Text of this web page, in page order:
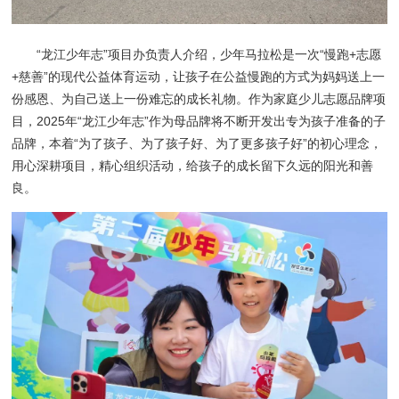
“龙江少年志”项目办负责人介绍，少年马拉松是一次“慢跑+志愿
+慈善”的现代公益体育运动，让孩子在公益慢跑的方式为妈妈送上一
份感恩、为自己送上一份难忘的成长礼物。作为家庭少儿志愿品牌项
目，2025年“龙江少年志”作为母品牌将不断开发出专为孩子准备的子
品牌，本着“为了孩子、为了孩子好、为了更多孩子好”的初心理念，
用心深耕项目，精心组织活动，给孩子的成长留下久远的阳光和善
良。